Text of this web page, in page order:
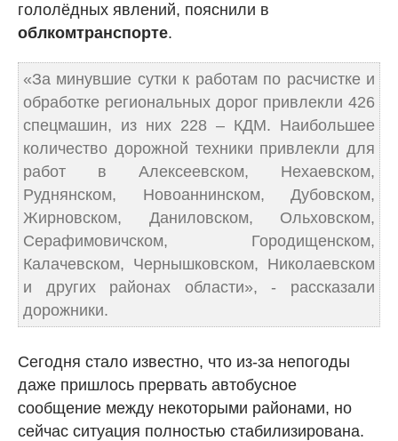
гололёдных явлений, пояснили в
облкомтранспорте.
«За минувшие сутки к работам по расчистке и
обработке региональных дорог привлекли 426
спецмашин, из них 228 – КДМ. Наибольшее
количество дорожной техники привлекли для
работ в Алексеевском, Нехаевском,
Руднянском, Новоаннинском, Дубовском,
Жирновском, Даниловском, Ольховском,
Серафимовичском, Городищенском,
Калачевском, Чернышковском, Николаевском
и других районах области», - рассказали
дорожники.
Сегодня стало известно, что из-за непогоды
даже пришлось прервать автобусное
сообщение между некоторыми районами, но
сейчас ситуация полностью стабилизирована.